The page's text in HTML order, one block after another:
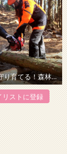
豊かな森を守り育てる！森林組合入門体験